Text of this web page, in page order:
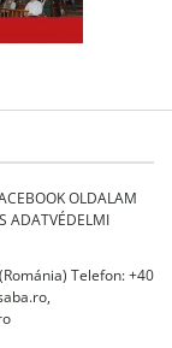
OLDALAM
ADATVÉDELMI
Telefon: +40
,